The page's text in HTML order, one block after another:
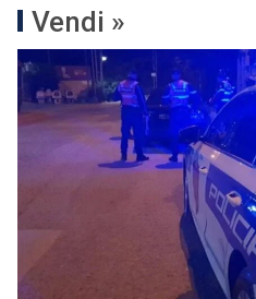
Vendi »